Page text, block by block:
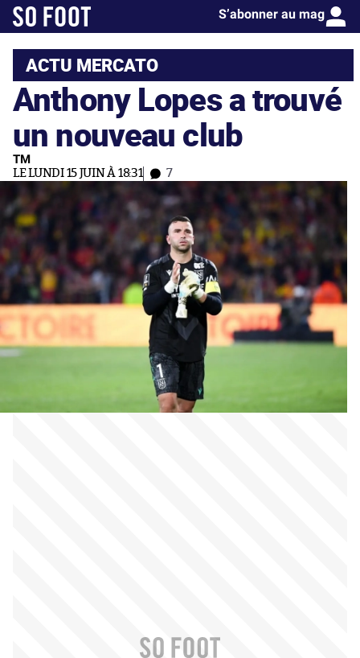
S’abonner au mag
ACTU MERCATO
Anthony Lopes a trouvé
un nouveau club
TM
LE LUNDI 15 JUIN À 18:31 7